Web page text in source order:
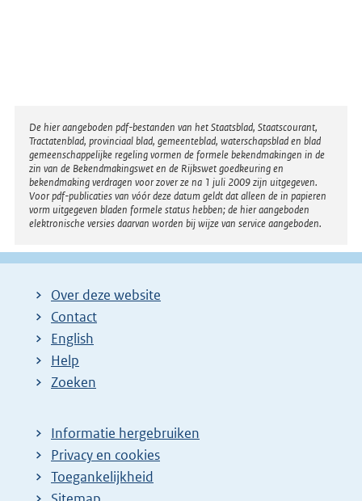
Disclaimer
De hier aangeboden pdf-bestanden van het Staatsblad, Staatscourant,
Tractatenblad, provinciaal blad, gemeenteblad, waterschapsblad en blad
gemeenschappelijke regeling vormen de formele bekendmakingen in de
zin van de Bekendmakingswet en de Rijkswet goedkeuring en
bekendmaking verdragen voor zover ze na 1 juli 2009 zijn uitgegeven.
Voor pdf-publicaties van vóór deze datum geldt dat alleen de in papieren
vorm uitgegeven bladen formele status hebben; de hier aangeboden
elektronische versies daarvan worden bij wijze van service aangeboden.
Over deze website
Contact
English
Help
Zoeken
Informatie hergebruiken
Privacy en cookies
Toegankelijkheid